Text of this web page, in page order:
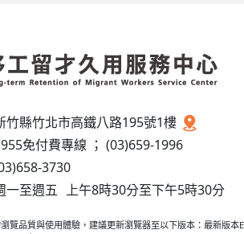
竹縣竹北市高鐵八路195號1樓
免付費專線 ； (03)659-1996
3730
一至週五 上午8時30分至下午5時30分
覽品質與使用體驗，建議更新瀏覽器至以下版本：最新版